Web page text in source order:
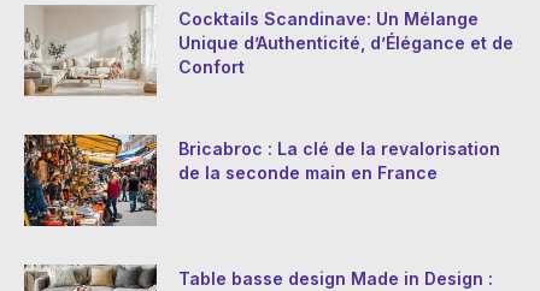
Cocktails Scandinave: Un Mélange
Unique d’Authenticité, d’Élégance et de
Confort
Bricabroc : La clé de la revalorisation
de la seconde main en France
Table basse design Made in Design :